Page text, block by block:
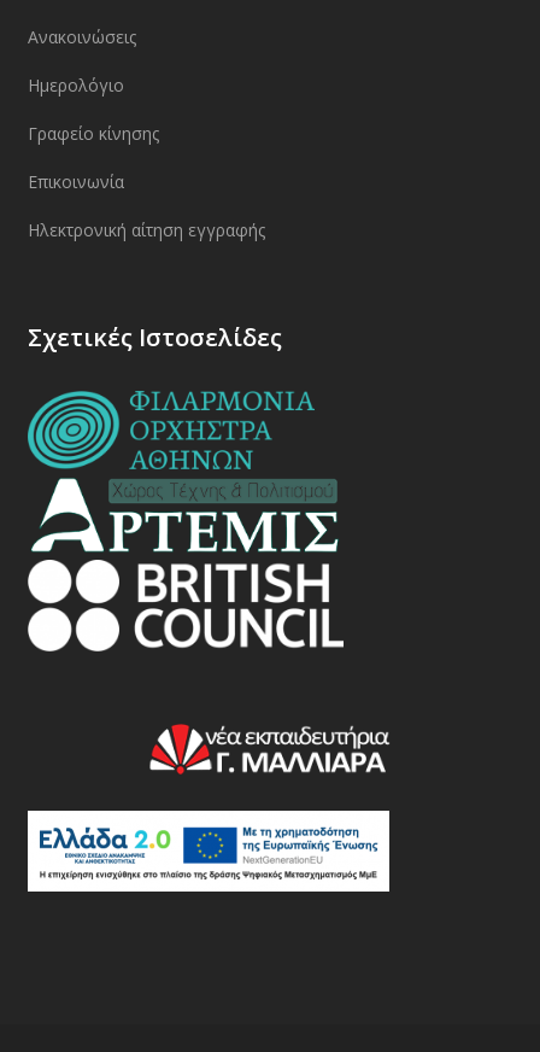
Ανακοινώσεις
Ημερολόγιο
Γραφείο κίνησης
Επικοινωνία
Ηλεκτρονική αίτηση εγγραφής
Σχετικές Ιστοσελίδες